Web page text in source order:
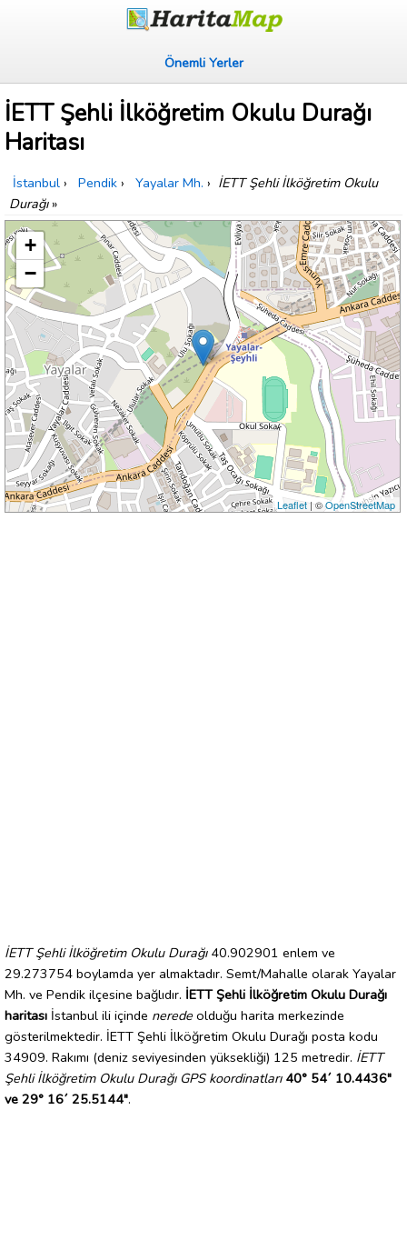
Önemli Yerler
İETT Şehli İlköğretim Okulu Durağı
Haritası
İstanbul › Pendik › Yayalar Mh. › İETT Şehli İlköğretim Okulu
Durağı»
+
−
Leaflet| ©OpenStreetMap
İETT Şehli İlköğretim Okulu Durağı40.902901 enlem ve
29.273754 boylamda yer almaktadır. Semt/Mahalle olarak Yayalar
Mh. ve Pendik ilçesine bağlıdır. İETT Şehli İlköğretim Okulu Durağı
haritası İstanbul ili içinde nerede olduğu harita merkezinde
gösterilmektedir. İETT Şehli İlköğretim Okulu Durağı posta kodu
34909. Rakımı (deniz seviyesinden yüksekliği) 125 metredir. İETT
Şehli İlköğretim Okulu Durağı GPS koordinatları 40° 54´ 10.4436"
ve 29° 16´ 25.5144".